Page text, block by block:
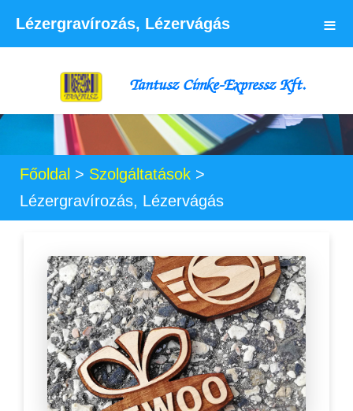
Tantusz Címke-Expressz Kft.
Főoldal > Szolgáltatások >
Lézergravírozás, Lézervágás
Lézergravírozás, Lézervágás ≡